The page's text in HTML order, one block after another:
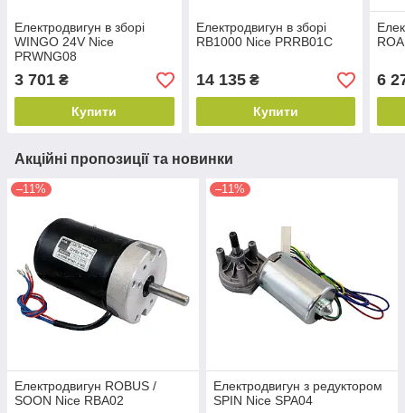
Електродвигун в зборі
WINGO 24V Nice
PRWNG08
3 701 ₴
Купити
Електродвигун в зборі
RB1000 Nice PRRB01C
14 135₴
Купити
6
Акційні пропозиції та новинки
–11%
Електродвигун ROBUS /
SOON Nice RBA02
–11%
Електродвигун з редуктором
SPIN Nice SPA04